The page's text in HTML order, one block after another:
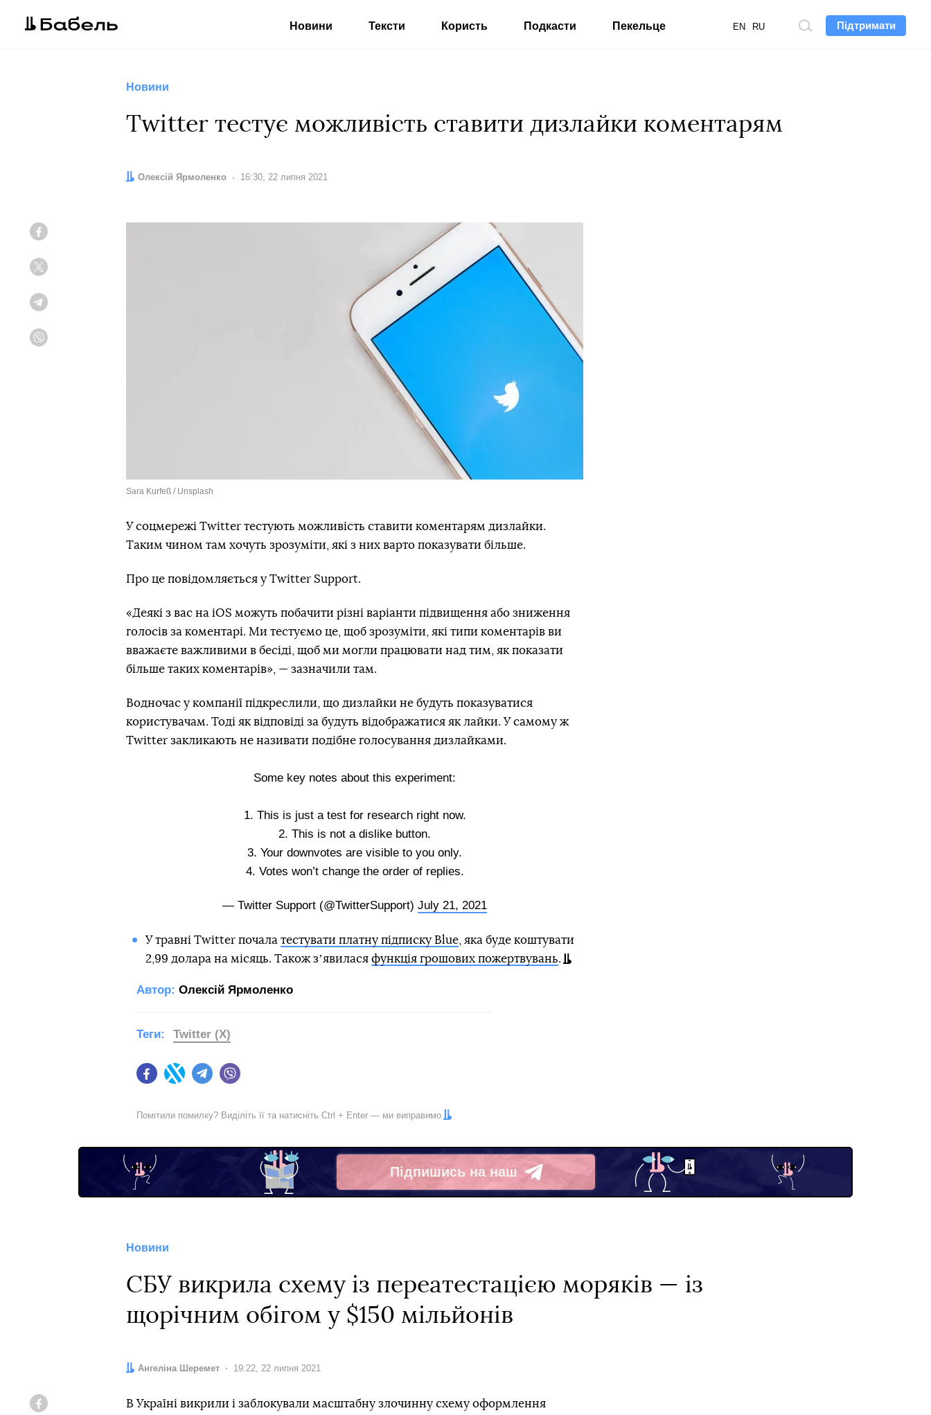
Підтримати
Пошук
EN RU
Новини Тексти Користь Подкасти Пекельце
Новини
Twitter тестує можливість ставити дизлайки коментарям
Автор:
Олексій Ярмоленко Дата:
16:30, 22 липня 2021
Sara Kurfeß / Unsplash
У соцмережі Twitter тестують можливість ставити коментарям дизлайки.
Таким чином там хочуть зрозуміти, які з них варто показувати більше.
Про це повідомляється у Twitter Support.
«Деякі з вас на iOS можуть побачити різні варіанти підвищення або зниження
голосів за коментарі. Ми тестуємо це, щоб зрозуміти, які типи коментарів ви
вважаєте важливими в бесіді, щоб ми могли працювати над тим, як показати
більше таких коментарів», — зазначили там.
Водночас у компанії підкреслили, що дизлайки не будуть показуватися
користувачам. Тоді як відповіді за будуть відображатися як лайки. У самому ж
Twitter закликають не називати подібне голосування дизлайками.
Some key notes about this experiment:
1. This is just a test for research right now.
2. This is not a dislike button.
3. Your downvotes are visible to you only.
4. Votes won’t change the order of replies.
— Twitter Support (@TwitterSupport) July 21, 2021
У травні Twitter почала тестувати платну підписку Blue, яка буде коштувати
2,99 долара на місяць. Також зʼявилася функція грошових пожертвувань.
Автор: Олексій Ярмоленко
FacebookTwitter Telegram
Теги: Twitter (X)
Помітили помилку? Виділіть її та натисніть Ctrl + Enter — ми виправимо
Підпишись на наш
Telegram
Новини
СБУ викрила схему із переатестацією моряків — із
щорічним обігом у $150 мільйонів
Автор:
Ангеліна Шеремет Дата:
19:22, 22 липня 2021
В Україні викрили і заблокували масштабну злочинну схему оформлення